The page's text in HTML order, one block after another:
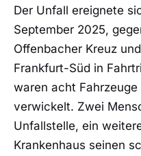
Der Unfall ereignete
September 2025,
Offenbacher Kreuz
Frankfurt-Süd in
waren acht Fahrzeuge
verwickelt. Zwei
Unfallstelle, ein
Krankenhaus seinen